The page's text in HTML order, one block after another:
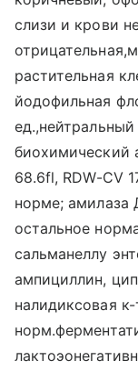
слизи и крови
растительная
йодофильная
биохимический
68.6fl, RDW-CV
норме; амилаза
остальное
сальманеллу
ампициллин,
налидиксовая